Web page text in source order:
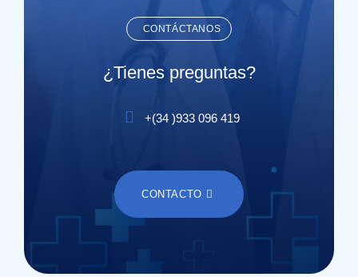
CONTÁCTANOS
¿Tienes preguntas?
+(34 )933 096 419
CONTACTO